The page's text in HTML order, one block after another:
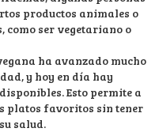
productos animales o
como ser vegetariano o
ha avanzado mucho
y hoy en día hay
Esto permite a
platos favoritos sin tener
salud.